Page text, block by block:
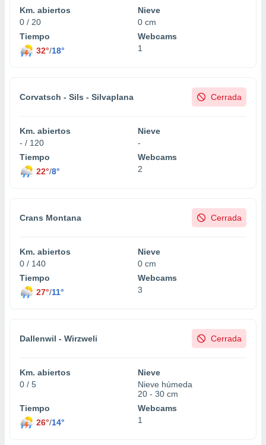
Km. abiertos
0 / 20
Nieve
0 cm
Tiempo
32°/18°
Webcams
1
Corvatsch - Sils - Silvaplana Cerrada
Km. abiertos
- / 120
Nieve
-
Tiempo
22°/8°
Webcams
2
Crans Montana Cerrada
Km. abiertos
0 / 140
Nieve
0 cm
Tiempo
27°/11°
Webcams
3
Dallenwil - Wirzweli Cerrada
Km. abiertos
0 / 5
Nieve
Nieve húmeda
20 - 30 cm
Tiempo
26°/14°
Webcams
1